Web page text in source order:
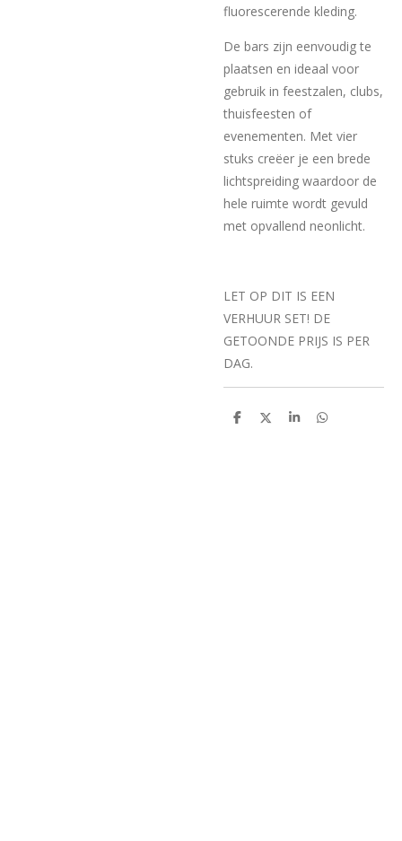
fluorescerende kleding.
De bars zijn eenvoudig te
plaatsen en ideaal voor
gebruik in feestzalen, clubs,
thuisfeesten of
evenementen. Met vier
stuks creëer je een brede
lichtspreiding waardoor de
hele ruimte wordt gevuld
met opvallend neonlicht.
LET OP DIT IS EEN
VERHUUR SET! DE
GETOONDE PRIJS IS PER
DAG.
D
D
S
D